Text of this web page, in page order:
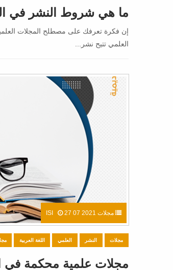
ما هي شروط النشر في
إن فكرة تعرفك على مصطلح المجلات
العلمي تتيح نشر...
مجلات ISI 27 07 2021
مجلات النشر العلمي اللغة العربية
مجلات علمية محكمة في